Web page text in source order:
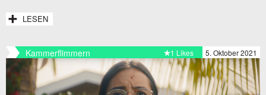
LESEN
Kammerflimmern 5. Oktober 2021
1 Likes